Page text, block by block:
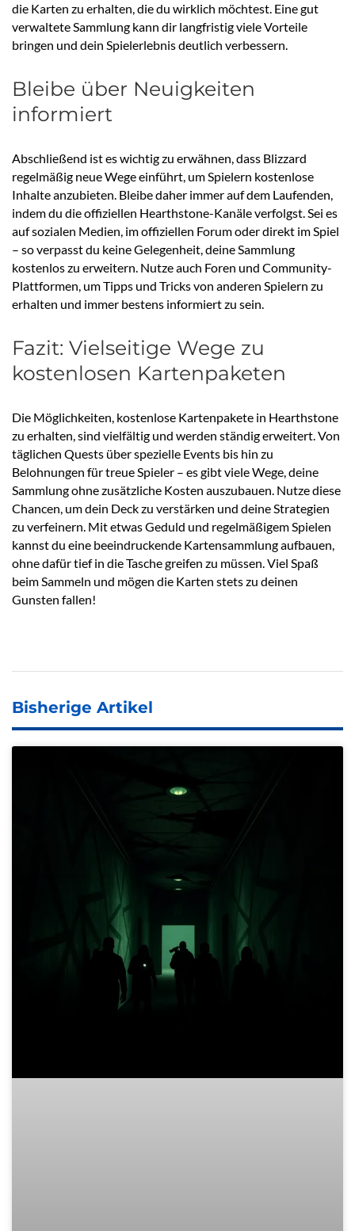
die Karten zu erhalten, die du wirklich möchtest. Eine gut
verwaltete Sammlung kann dir langfristig viele Vorteile
bringen und dein Spielerlebnis deutlich verbessern.
Bleibe über Neuigkeiten
informiert
Abschließend ist es wichtig zu erwähnen, dass Blizzard
regelmäßig neue Wege einführt, um Spielern kostenlose
Inhalte anzubieten. Bleibe daher immer auf dem Laufenden,
indem du die offiziellen Hearthstone-Kanäle verfolgst. Sei es
auf sozialen Medien, im offiziellen Forum oder direkt im Spiel
– so verpasst du keine Gelegenheit, deine Sammlung
kostenlos zu erweitern. Nutze auch Foren und Community-
Plattformen, um Tipps und Tricks von anderen Spielern zu
erhalten und immer bestens informiert zu sein.
Fazit: Vielseitige Wege zu
kostenlosen Kartenpaketen
Die Möglichkeiten, kostenlose Kartenpakete in Hearthstone
zu erhalten, sind vielfältig und werden ständig erweitert. Von
täglichen Quests über spezielle Events bis hin zu
Belohnungen für treue Spieler – es gibt viele Wege, deine
Sammlung ohne zusätzliche Kosten auszubauen. Nutze diese
Chancen, um dein Deck zu verstärken und deine Strategien
zu verfeinern. Mit etwas Geduld und regelmäßigem Spielen
kannst du eine beeindruckende Kartensammlung aufbauen,
ohne dafür tief in die Tasche greifen zu müssen. Viel Spaß
beim Sammeln und mögen die Karten stets zu deinen
Gunsten fallen!
Bisherige Artikel